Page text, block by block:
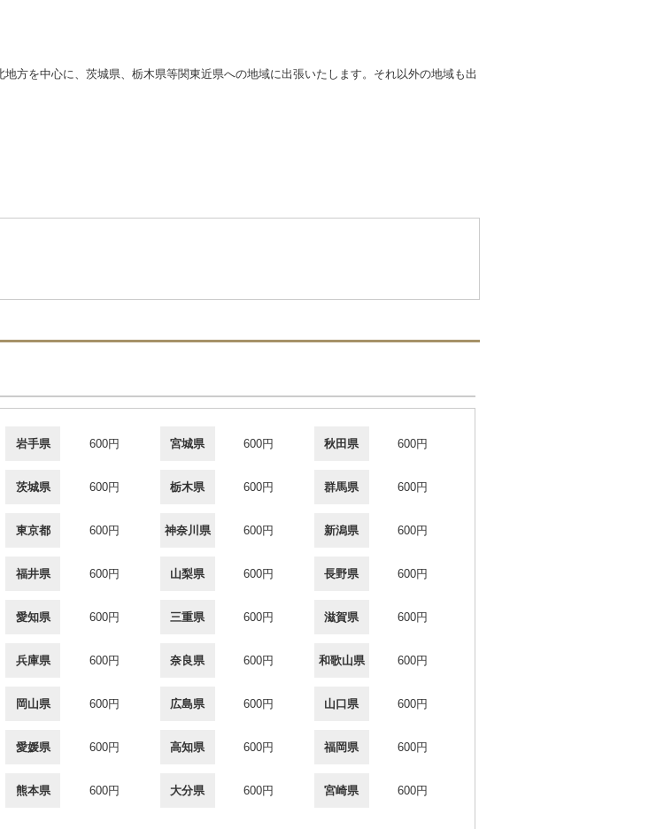
方を中心に、茨城県、栃木県等関東近県への地域に出張いたします。それ以外の地域も出
岩手県 600円 宮城県 600円 秋田県 600円
茨城県 600円 栃木県 600円 群馬県 600円
東京都 600円 神奈川県 600円 新潟県 600円
福井県 600円 山梨県 600円 長野県 600円
愛知県 600円 三重県 600円 滋賀県 600円
兵庫県 600円 奈良県 600円 和歌山県 600円
岡山県 600円 広島県 600円 山口県 600円
愛媛県 600円 高知県 600円 福岡県 600円
熊本県 600円 大分県 600円 宮崎県 600円